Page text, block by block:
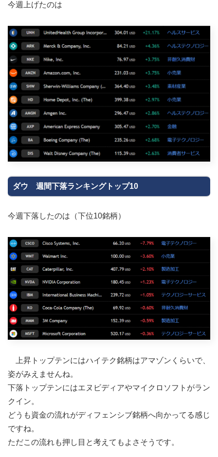
今週上げたのは
ダウ 週間下落ランキングトップ10
今週下落したのは（下位10銘柄）
上昇トップテンにはハイテク銘柄はアマゾンくらいで、
姿がみえませんね。
下落トップテンにはエヌビディアやマイクロソフトがラン
クイン。
どうも資金の流れがディフェンシブ銘柄へ向かってる感じ
ですね。
ただこの流れも押し目と考えてもよさそうです。